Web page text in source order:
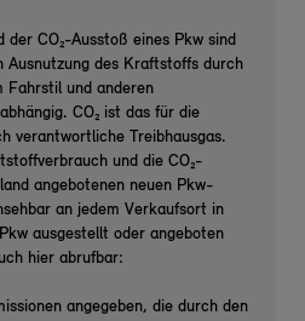
CO₂-Ausstoß eines Pkw sind
Ausnutzung des Kraftstoffs durch
Fahrstil und anderen
CO₂ ist das für die
verantwortliche Treibhausgas.
und die CO₂-
angebotenen neuen Pkw-
an jedem Verkaufsort in
ausgestellt oder angeboten
hier abrufbar:
angegeben, die durch den